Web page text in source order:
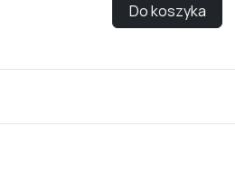
Do koszyka